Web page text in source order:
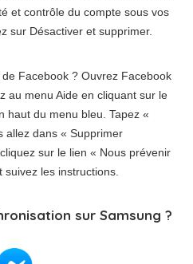
et contrôle du compte sous vos
sur Désactiver et supprimer.
Facebook ? Ouvrez Facebook
au menu Aide en cliquant sur le
haut du menu bleu. Tapez «
allez dans « Supprimer
sur le lien « Nous prévenir
les instructions.
sur Samsung ?